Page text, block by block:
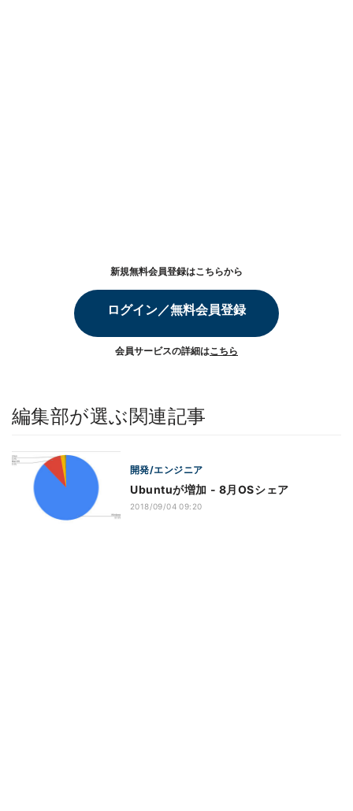
新規無料会員登録はこちらから
ログイン／無料会員登録
会員サービスの詳細はこちら
編集部が選ぶ関連記事
開発/エンジニア
Ubuntuが増加 - 8月OSシェア
2018/09/04 09:20